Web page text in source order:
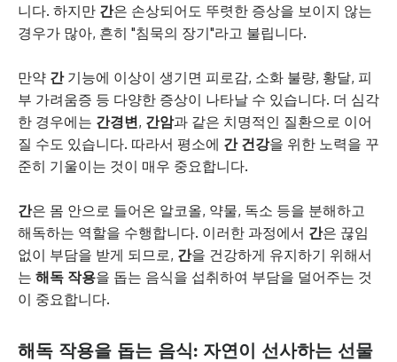
니다. 하지만 간은 손상되어도 뚜렷한 증상을 보이지 않는
경우가 많아, 흔히 "침묵의 장기"라고 불립니다.
만약 간기능에 이상이 생기면 피로감, 소화 불량, 황달, 피
부 가려움증 등 다양한 증상이 나타날 수 있습니다. 더 심각
한 경우에는 간경변, 간암과 같은 치명적인 질환으로 이어
질 수도 있습니다. 따라서 평소에 간 건강을 위한 노력을 꾸
준히 기울이는 것이 매우 중요합니다.
간은 몸 안으로 들어온 알코올, 약물, 독소 등을 분해하고
해독하는 역할을 수행합니다. 이러한 과정에서 간은 끊임
없이 부담을 받게 되므로, 간을 건강하게 유지하기 위해서
는 해독 작용을 돕는 음식을 섭취하여 부담을 덜어주는 것
이 중요합니다.
해독 작용을 돕는 음식: 자연이 선사하는 선물